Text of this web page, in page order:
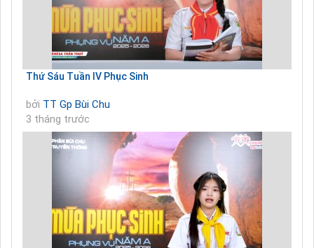
Thứ Sáu Tuần IV Phục Sinh
bởi TT Gp Bùi Chu
3 tháng trước